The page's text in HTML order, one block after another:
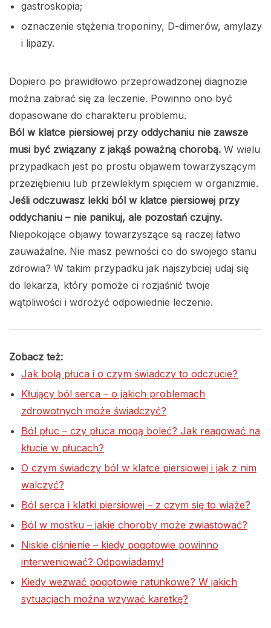
gastroskopia;
oznaczenie stężenia troponiny, D-dimerów, amylazy
i lipazy.
Dopiero po prawidłowo przeprowadzonej diagnozie
można zabrać się za leczenie. Powinno ono być
dopasowane do charakteru problemu.
Ból w klatce piersiowej przy oddychaniu nie zawsze
musi być związany z jakąś poważną chorobą. W wielu
przypadkach jest po prostu objawem towarzyszącym
przeziębieniu lub przewlekłym spięciem w organizmie.
Jeśli odczuwasz lekki ból w klatce piersiowej przy
oddychaniu – nie panikuj, ale pozostań czujny.
Niepokojące objawy towarzyszące są raczej łatwo
zauważalne. Nie masz pewności co do swojego stanu
zdrowia? W takim przypadku jak najszybciej udaj się
do lekarza, który pomoże ci rozjaśnić twoje
wątpliwości i wdrożyć odpowiednie leczenie.
Zobacz też:
Jak bolą płuca i o czym świadczy to odczucie?
Kłujący ból serca – o jakich problemach
zdrowotnych może świadczyć?
Ból płuc – czy płuca mogą boleć? Jak reagować na
kłucie w płucach?
O czym świadczy ból w klatce piersiowej i jak z nim
walczyć?
Ból serca i klatki piersiowej – z czym się to wiąże?
Ból w mostku – jakie choroby może zwiastować?
Niskie ciśnienie – kiedy pogotowie powinno
interweniować? Odpowiadamy!
Kiedy wezwać pogotowie ratunkowe? W jakich
sytuacjach można wzywać karetkę?